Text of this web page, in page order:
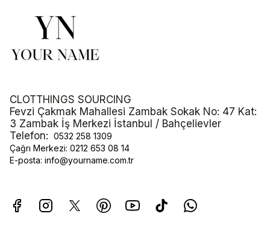
CLOTTHINGS SOURCING
Fevzi Çakmak Mahallesi Zambak Sokak No: 47 Kat:
3 Zambak İş Merkezi İstanbul / Bahçelievler
Telefon: 0532 258 1309
Çağrı Merkezi: 0212 653 08 14
E-posta: info@yourname.com.tr